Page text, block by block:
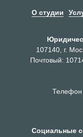
О студии
Социальные
107140, г.
Почтовый:
Телефон